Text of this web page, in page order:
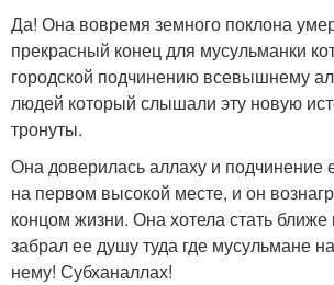
Да! Она вовремя земного поклона
прекрасный конец для мусульманки
городской подчинению всевышнему
людей который слышали эту новую
тронуты.
Она доверилась аллаху и подчинение
на первом высокой месте, и он
концом жизни. Она хотела стать ближе
забрал ее душу туда где мусульмане
нему! Субханаллах!